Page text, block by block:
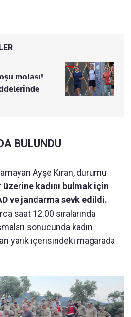
molası!
BULUNDU
Ayşe Kıran, durumu
üzerine kadını bulmak için
ve jandarma sevk edildi.
saat 12.00 sıralarında
sonucunda kadın
yarık içerisindeki mağarada